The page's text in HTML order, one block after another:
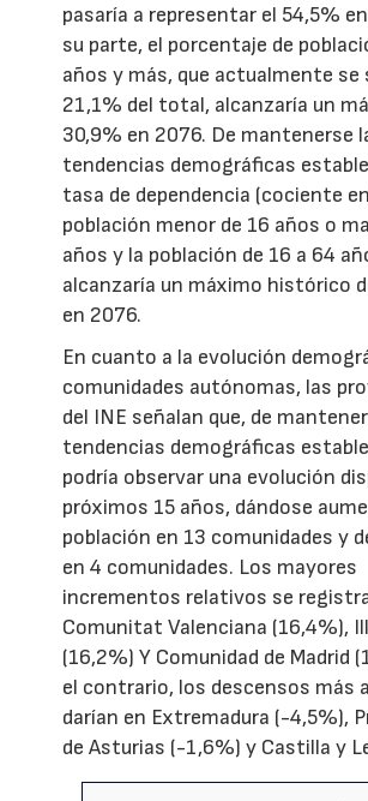
pasaría a representar el 54,5%
su parte, el porcentaje de
años y más, que actualmente se
21,1% del total, alcanzaría un
30,9% en 2076. De mantenerse
tendencias demográficas
tasa de dependencia (cociente
población menor de 16 años o
años y la población de 16 a 64
alcanzaría un máximo histórico
en 2076.
En cuanto a la evolución
comunidades autónomas, las
del INE señalan que, de
tendencias demográficas
podría observar una evolución
próximos 15 años, dándose
población en 13 comunidades y
en 4 comunidades. Los mayores
incrementos relativos se
Comunitat Valenciana (16,4%),
(16,2%) Y Comunidad de Madrid
el contrario, los descensos más
darían en Extremadura (-4,5%),
de Asturias (-1,6%) y Castilla y